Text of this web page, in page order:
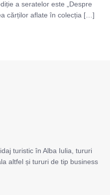
a seratelor este „Despre
cărților aflate în colecția […]
turistic în Alba Iulia, tururi
altfel și tururi de tip business